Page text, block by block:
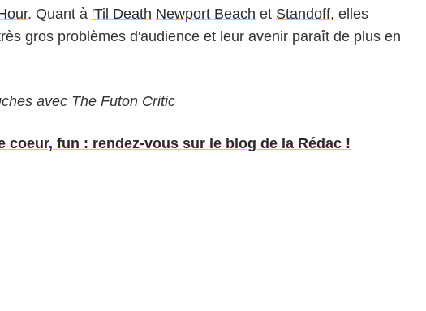
. Quant à 'Til Death Newport Beach et Standoff, elles
gros problèmes d'audience et leur avenir paraît de plus en
avec The Futon Critic
coeur, fun : rendez-vous sur le blog de la Rédac !